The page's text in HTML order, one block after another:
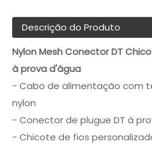
Descrição do Produto
Nylon Mesh Conector DT
à prova d'água
- Cabo de alimentação com
nylon
- Conector de plugue DT à
- Chicote de fios